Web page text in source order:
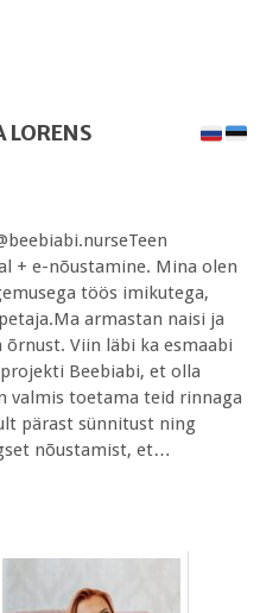
LORENS
+ e-nõustamine. Mina olen
töös imikutega,
armastan naisi ja
Viin läbi ka esmaabi
Beebiabi, et olla
valmis toetama teid rinnaga
pärast sünnitust ning
nõustamist, et…